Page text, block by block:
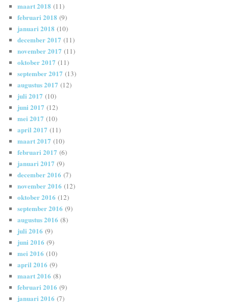
maart 2018 (11)
februari 2018 (9)
januari 2018 (10)
december 2017 (11)
november 2017 (11)
oktober 2017 (11)
september 2017 (13)
augustus 2017 (12)
juli 2017 (10)
juni 2017 (12)
mei 2017 (10)
april 2017 (11)
maart 2017 (10)
februari 2017 (6)
januari 2017 (9)
december 2016 (7)
november 2016 (12)
oktober 2016 (12)
september 2016 (9)
augustus 2016 (8)
juli 2016 (9)
juni 2016 (9)
mei 2016 (10)
april 2016 (9)
maart 2016 (8)
februari 2016 (9)
januari 2016 (7)